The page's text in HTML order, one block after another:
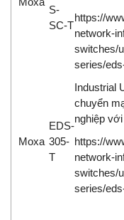
S-
SC-T
https://
network-
switches/
series/
Moxa
EDS-
305-
T
Industrial
chuyển
nghiệp
https://
network-
switches/
series/